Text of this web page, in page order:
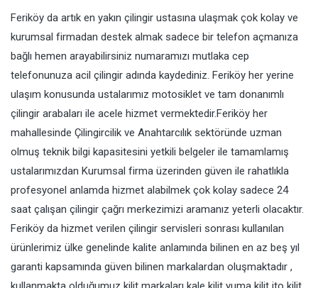
Feriköy da artık en yakın çilingir ustasına ulaşmak çok kolay ve
kurumsal firmadan destek almak sadece bir telefon açmanıza
bağlı hemen arayabilirsiniz numaramızı mutlaka cep
telefonunuza acil çilingir adında kaydediniz. Feriköy her yerine
ulaşım konusunda ustalarımız motosiklet ve tam donanımlı
çilingir arabaları ile acele hizmet vermektedir.Feriköy her
mahallesinde Çilingircilik ve Anahtarcılık sektöründe uzman
olmuş teknik bilgi kapasitesini yetkili belgeler ile tamamlamış
ustalarımızdan Kurumsal firma üzerinden güven ile rahatlıkla
profesyonel anlamda hizmet alabilmek çok kolay sadece 24
saat çalışan çilingir çağrı merkezimizi aramanız yeterli olacaktır.
Feriköy da hizmet verilen çilingir servisleri sonrası kullanılan
ürünlerimiz ülke genelinde kalite anlamında bilinen en az beş yıl
garanti kapsamında güven bilinen markalardan oluşmaktadır ,